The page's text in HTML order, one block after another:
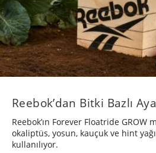
Reebok’dan Bitki Bazlı
Reebok’ın Forever Floatride
okaliptüs, yosun, kauçuk ve hint
kullanılıyor.